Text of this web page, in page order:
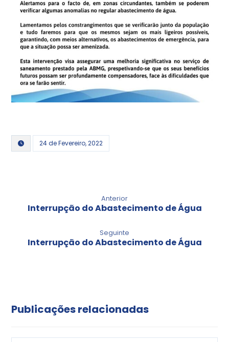
24 de Fevereiro, 2022
Anterior
Interrupção do Abastecimento de Água
Seguinte
Interrupção do Abastecimento de Água
Publicações relacionadas